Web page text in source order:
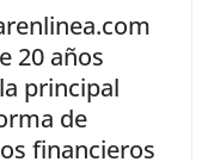
20 años
principal
de
financieros